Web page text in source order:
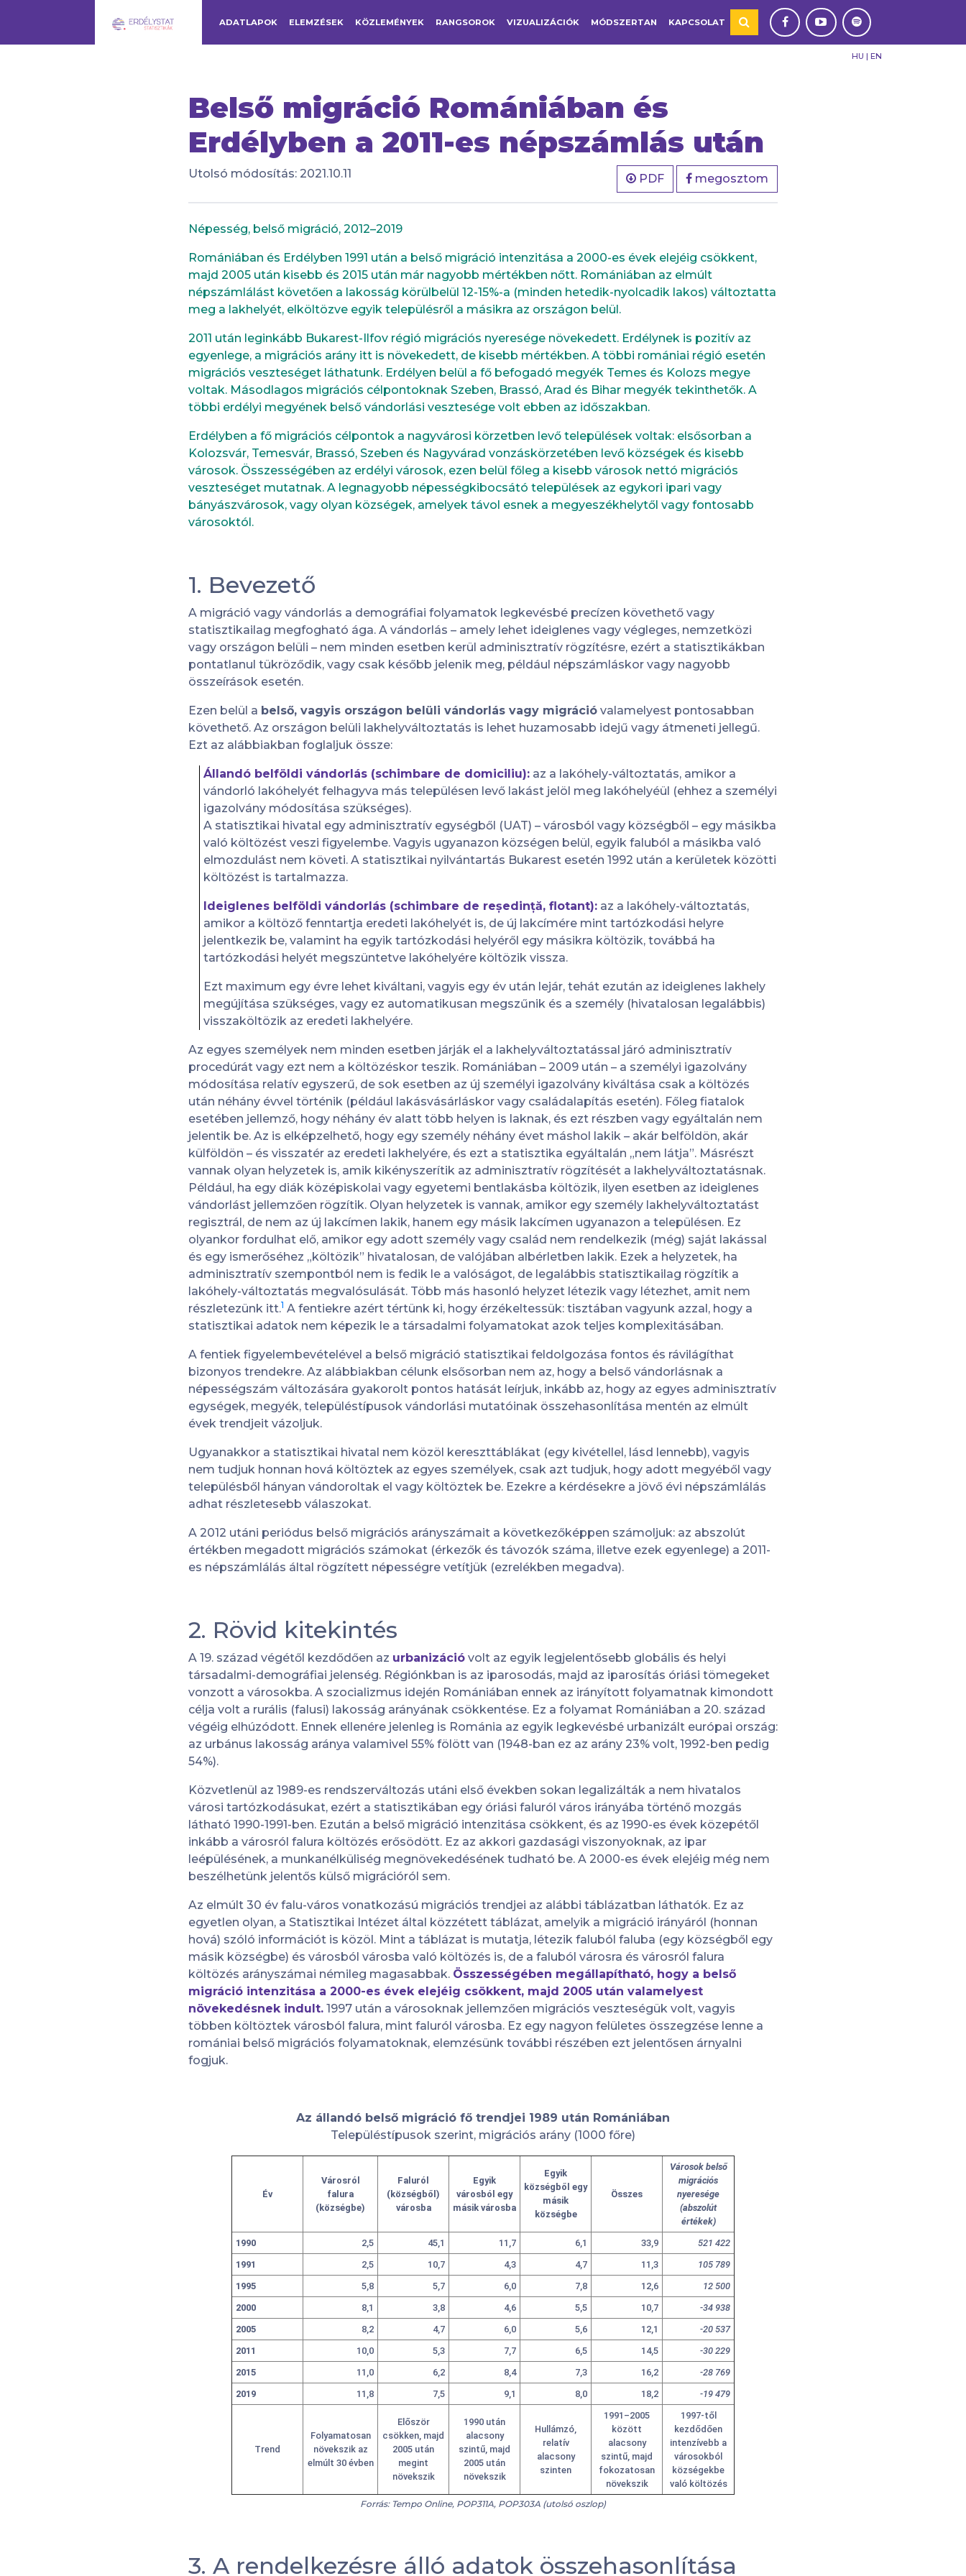
ADATLAPOK ELEMZÉSEK KÖZLEMÉNYEK RANGSOROK VIZUALIZÁCIÓK MÓDSZERTAN KAPCSOLAT
HU | EN
Belső migráció Romániában és
Erdélyben a 2011-es népszámlás után
Utolsó módosítás: 2021.10.11 PDF megosztom
Népesség, belső migráció, 2012–2019
Romániában és Erdélyben 1991 után a belső migráció intenzitása a 2000-es évek elejéig csökkent,
majd 2005 után kisebb és 2015 után már nagyobb mértékben nőtt. Romániában az elmúlt
népszámlálást követően a lakosság körülbelül 12-15%-a (minden hetedik-nyolcadik lakos) változtatta
meg a lakhelyét, elköltözve egyik településről a másikra az országon belül.
2011 után leginkább Bukarest-Ilfov régió migrációs nyeresége növekedett. Erdélynek is pozitív az
egyenlege, a migrációs arány itt is növekedett, de kisebb mértékben. A többi romániai régió esetén
migrációs veszteséget láthatunk. Erdélyen belül a fő befogadó megyék Temes és Kolozs megye
voltak. Másodlagos migrációs célpontoknak Szeben, Brassó, Arad és Bihar megyék tekinthetők. A
többi erdélyi megyének belső vándorlási vesztesége volt ebben az időszakban.
Erdélyben a fő migrációs célpontok a nagyvárosi körzetben levő települések voltak: elsősorban a
Kolozsvár, Temesvár, Brassó, Szeben és Nagyvárad vonzáskörzetében levő községek és kisebb
városok. Összességében az erdélyi városok, ezen belül főleg a kisebb városok nettó migrációs
veszteséget mutatnak. A legnagyobb népességkibocsátó települések az egykori ipari vagy
bányászvárosok, vagy olyan községek, amelyek távol esnek a megyeszékhelytől vagy fontosabb
városoktól.
1. Bevezető
A migráció vagy vándorlás a demográfiai folyamatok legkevésbé precízen követhető vagy
statisztikailag megfogható ága. A vándorlás – amely lehet ideiglenes vagy végleges, nemzetközi
vagy országon belüli – nem minden esetben kerül adminisztratív rögzítésre, ezért a statisztikákban
pontatlanul tükröződik, vagy csak később jelenik meg, például népszámláskor vagy nagyobb
összeírások esetén.
Ezen belül a belső, vagyis országon belüli vándorlás vagy migráció valamelyest pontosabban
követhető. Az országon belüli lakhelyváltoztatás is lehet huzamosabb idejű vagy átmeneti jellegű.
Ezt az alábbiakban foglaljuk össze:
Állandó belföldi vándorlás (schimbare de domiciliu): az a lakóhely-változtatás, amikor a
vándorló lakóhelyét felhagyva más településen levő lakást jelöl meg lakóhelyéül (ehhez a személyi
igazolvány módosítása szükséges).
A statisztikai hivatal egy adminisztratív egységből (UAT) – városból vagy községből – egy másikba
való költözést veszi figyelembe. Vagyis ugyanazon községen belül, egyik faluból a másikba való
elmozdulást nem követi. A statisztikai nyilvántartás Bukarest esetén 1992 után a kerületek közötti
költözést is tartalmazza.
Ideiglenes belföldi vándorlás (schimbare de reședință, flotant): az a lakóhely-változtatás,
amikor a költöző fenntartja eredeti lakóhelyét is, de új lakcímére mint tartózkodási helyre
jelentkezik be, valamint ha egyik tartózkodási helyéről egy másikra költözik, továbbá ha
tartózkodási helyét megszüntetve lakóhelyére költözik vissza.
Ezt maximum egy évre lehet kiváltani, vagyis egy év után lejár, tehát ezután az ideiglenes lakhely
megújítása szükséges, vagy ez automatikusan megszűnik és a személy (hivatalosan legalábbis)
visszaköltözik az eredeti lakhelyére.
Az egyes személyek nem minden esetben járják el a lakhelyváltoztatással járó adminisztratív
procedúrát vagy ezt nem a költözéskor teszik. Romániában – 2009 után – a személyi igazolvány
módosítása relatív egyszerű, de sok esetben az új személyi igazolvány kiváltása csak a költözés
után néhány évvel történik (például lakásvásárláskor vagy családalapítás esetén). Főleg fiatalok
esetében jellemző, hogy néhány év alatt több helyen is laknak, és ezt részben vagy egyáltalán nem
jelentik be. Az is elképzelhető, hogy egy személy néhány évet máshol lakik – akár belföldön, akár
külföldön – és visszatér az eredeti lakhelyére, és ezt a statisztika egyáltalán „nem látja”. Másrészt
vannak olyan helyzetek is, amik kikényszerítik az adminisztratív rögzítését a lakhelyváltoztatásnak.
Például, ha egy diák középiskolai vagy egyetemi bentlakásba költözik, ilyen esetben az ideiglenes
vándorlást jellemzően rögzítik. Olyan helyzetek is vannak, amikor egy személy lakhelyváltoztatást
regisztrál, de nem az új lakcímen lakik, hanem egy másik lakcímen ugyanazon a településen. Ez
olyankor fordulhat elő, amikor egy adott személy vagy család nem rendelkezik (még) saját lakással
és egy ismerőséhez „költözik” hivatalosan, de valójában albérletben lakik. Ezek a helyzetek, ha
adminisztratív szempontból nem is fedik le a valóságot, de legalábbis statisztikailag rögzítik a
lakóhely-változtatás megvalósulását. Több más hasonló helyzet létezik vagy létezhet, amit nem
részletezünk itt.1 A fentiekre azért tértünk ki, hogy érzékeltessük: tisztában vagyunk azzal, hogy a
statisztikai adatok nem képezik le a társadalmi folyamatokat azok teljes komplexitásában.
A fentiek figyelembevételével a belső migráció statisztikai feldolgozása fontos és rávilágíthat
bizonyos trendekre. Az alábbiakban célunk elsősorban nem az, hogy a belső vándorlásnak a
népességszám változására gyakorolt pontos hatását leírjuk, inkább az, hogy az egyes adminisztratív
egységek, megyék, településtípusok vándorlási mutatóinak összehasonlítása mentén az elmúlt
évek trendjeit vázoljuk.
Ugyanakkor a statisztikai hivatal nem közöl kereszttáblákat (egy kivétellel, lásd lennebb), vagyis
nem tudjuk honnan hová költöztek az egyes személyek, csak azt tudjuk, hogy adott megyéből vagy
településből hányan vándoroltak el vagy költöztek be. Ezekre a kérdésekre a jövő évi népszámlálás
adhat részletesebb válaszokat.
A 2012 utáni periódus belső migrációs arányszámait a következőképpen számoljuk: az abszolút
értékben megadott migrációs számokat (érkezők és távozók száma, illetve ezek egyenlege) a 2011-
es népszámlálás által rögzített népességre vetítjük (ezrelékben megadva).
2. Rövid kitekintés
A 19. század végétől kezdődően az urbanizáció volt az egyik legjelentősebb globális és helyi
társadalmi-demográfiai jelenség. Régiónkban is az iparosodás, majd az iparosítás óriási tömegeket
vonzott a városokba. A szocializmus idején Romániában ennek az irányított folyamatnak kimondott
célja volt a rurális (falusi) lakosság arányának csökkentése. Ez a folyamat Romániában a 20. század
végéig elhúzódott. Ennek ellenére jelenleg is Románia az egyik legkevésbé urbanizált európai ország:
az urbánus lakosság aránya valamivel 55% fölött van (1948-ban ez az arány 23% volt, 1992-ben pedig
54%).
Közvetlenül az 1989-es rendszerváltozás utáni első években sokan legalizálták a nem hivatalos
városi tartózkodásukat, ezért a statisztikában egy óriási faluról város irányába történő mozgás
látható 1990-1991-ben. Ezután a belső migráció intenzitása csökkent, és az 1990-es évek közepétől
inkább a városról falura költözés erősödött. Ez az akkori gazdasági viszonyoknak, az ipar
leépülésének, a munkanélküliség megnövekedésének tudható be. A 2000-es évek elejéig még nem
beszélhetünk jelentős külső migrációról sem.
Az elmúlt 30 év falu-város vonatkozású migrációs trendjei az alábbi táblázatban láthatók. Ez az
egyetlen olyan, a Statisztikai Intézet által közzétett táblázat, amelyik a migráció irányáról (honnan
hová) szóló információt is közöl. Mint a táblázat is mutatja, létezik faluból faluba (egy községből egy
másik községbe) és városból városba való költözés is, de a faluból városra és városról falura
költözés arányszámai némileg magasabbak. Összességében megállapítható, hogy a belső
migráció intenzitása a 2000-es évek elejéig csökkent, majd 2005 után valamelyest
növekedésnek indult. 1997 után a városoknak jellemzően migrációs veszteségük volt, vagyis
többen költöztek városból falura, mint faluról városba. Ez egy nagyon felületes összegzése lenne a
romániai belső migrációs folyamatoknak, elemzésünk további részében ezt jelentősen árnyalni
fogjuk.
Az állandó belső migráció fő trendjei 1989 után Romániában
Településtípusok szerint, migrációs arány (1000 főre)
Év
Városról
falura
(községbe)
Faluról
(községből)
városba
Egyik
városból egy
másik városba
Egyik
községből egy
másik
községbe
Összes
Városok belső
migrációs
nyeresége
(abszolút
értékek)
1990
2,5 45,1 11,7 6,1 33,9
521 422
1991
2,5 10,7 4,3 4,7 11,3
105 789
1995
5,8 5,7 6,0 7,8 12,6
12 500
2000
8,1 3,8 4,6 5,5 10,7
-34 938
2005
8,2 4,7 6,0 5,6 12,1
-20 537
2011
10,0 5,3 7,7 6,5 14,5
-30 229
2015
11,0 6,2 8,4 7,3 16,2
-28 769
2019
11,8 7,5 9,1 8,0 18,2 -19 479
Trend
Folyamatosan
növekszik az
elmúlt 30 évben
Először
csökken, majd
2005 után
megint
növekszik
1990 után
alacsony
szintű, majd
2005 után
növekszik
Hullámzó,
relatív
alacsony
szinten
1991–2005
között
alacsony
szintű, majd
fokozatosan
növekszik
1997-től
kezdődően
intenzívebb a
városokból
községekbe
való költözés
Forrás: Tempo Online, POP311A, POP303A (utolsó oszlop)
3. A rendelkezésre álló adatok összehasonlítása